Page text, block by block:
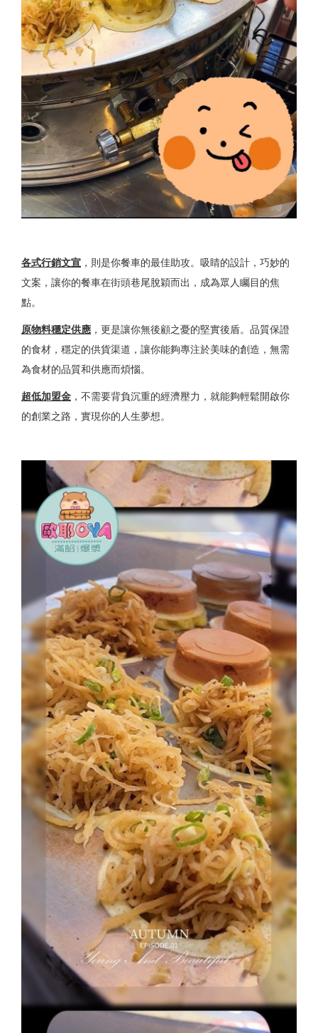
各式行銷文宣 ，則是你餐車的最佳助攻。吸睛的設計，巧妙的
文案，讓你的餐車在街頭巷尾脫穎而出，成為眾人矚目的焦
點。
原物料穩定供應 ，更是讓你無後顧之憂的堅實後盾。品質保證
的食材，穩定的供貨渠道，讓你能夠專注於美味的創造，無需
為食材的品質和供應而煩惱。
超低加盟金 ，不需要背負沉重的經濟壓力，就能夠輕鬆開啟你
的創業之路，實現你的人生夢想。